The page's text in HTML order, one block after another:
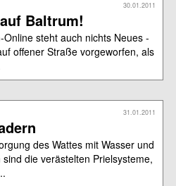
30.01.2011
Baltrum!
Online steht auch nichts Neues -
offener Straße vorgeworfen, als
31.01.2011
des Wattes mit Wasser und
sind die verästelten Prielsysteme,